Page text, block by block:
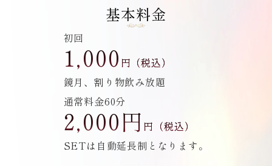
基本料金
初回
1,000 円（税込）
鏡月、割り物飲み放題
通常料金60分
2,000円 円（税込）
SETは自動延長制となります。